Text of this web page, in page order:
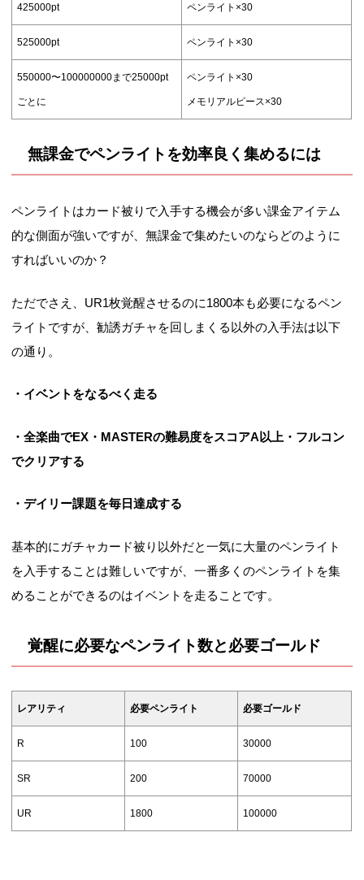
425000pt ペンライト×30
525000pt ペンライト×30
550000〜100000000まで25000pt
ごとに
ペンライト×30
メモリアルピース×30
無課金でペンライトを効率良く集めるには
ペンライトはカード被りで入手する機会が多い課金アイテム
的な側面が強いですが、無課金で集めたいのならどのように
すればいいのか？
ただでさえ、UR1枚覚醒させるのに1800本も必要になるペン
ライトですが、勧誘ガチャを回しまくる以外の入手法は以下
の通り。
・イベントをなるべく走る
・全楽曲でEX・MASTERの難易度をスコアA以上・フルコン
でクリアする
・デイリー課題を毎日達成する
基本的にガチャカード被り以外だと一気に大量のペンライト
を入手することは難しいですが、一番多くのペンライトを集
めることができるのはイベントを走ることです。
覚醒に必要なペンライト数と必要ゴールド
レアリティ 必要ペンライト 必要ゴールド
R 100 30000
SR 200 70000
UR 1800 100000